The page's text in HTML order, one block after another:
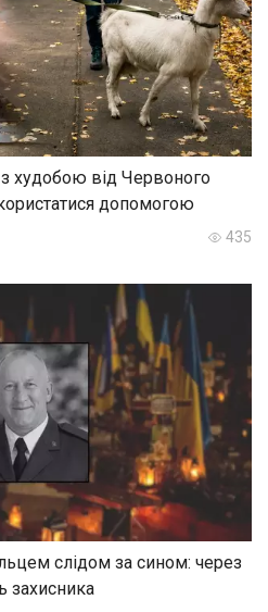
худобою від Червоного
допомогою
435
слідом за сином: через
захисника